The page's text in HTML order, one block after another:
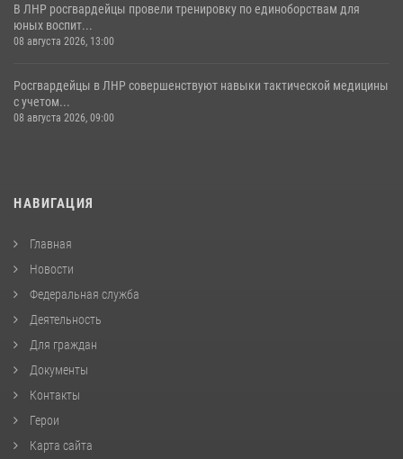
В ЛНР росгвардейцы провели тренировку по единоборствам для
юных воспит...
08 августа 2026, 13:00
Росгвардейцы в ЛНР совершенствуют навыки тактической медицины
с учетом...
08 августа 2026, 09:00
НАВИГАЦИЯ
Главная
Новости
Федеральная служба
Деятельность
Для граждан
Документы
Контакты
Герои
Карта сайта